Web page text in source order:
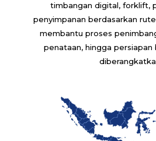
timbangan digital, forklift,
penyimpanan berdasarkan
membantu proses
penataan, hingga persiapan